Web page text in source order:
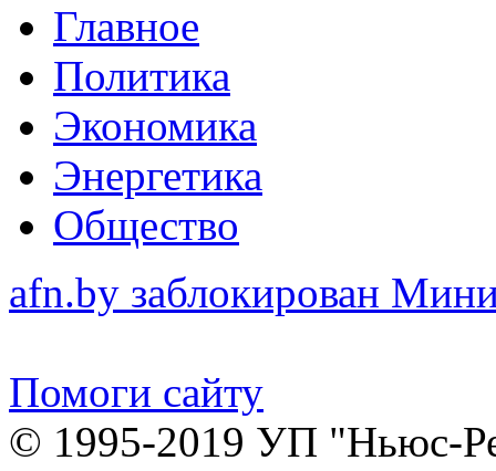
Главное
Политика
Экономика
Энергетика
Общество
afn.by заблокирован
Помоги сайту
© 1995-2019 УП "Ньюс-